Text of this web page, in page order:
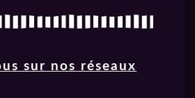
sur nos réseaux